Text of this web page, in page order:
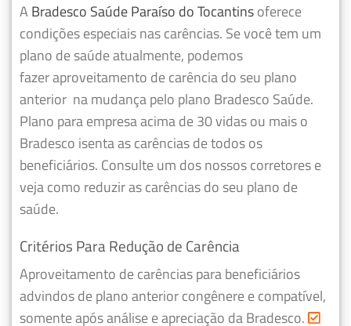
A Bradesco Saúde Paraíso do Tocantinsoferece
condições especiais nas carências. Se você tem um
plano de saúde atualmente, podemos
fazeraproveitamento de carência do seu plano
anterior na mudança pelo plano Bradesco Saúde.
Plano para empresa acima de 30 vidas ou mais o
Bradesco isenta as carências de todos os
beneficiários. Consulte um dos nossos corretores e
veja como reduzir as carências do seu plano de
saúde.
Critérios Para Redução de Carência
Aproveitamento de carências para beneficiários
advindos de plano anterior congênere e compatível,
somente após análise e apreciação da Bradesco.